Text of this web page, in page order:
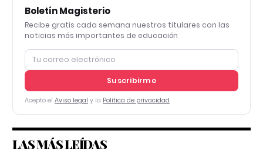
Boletín Magisterio
Recibe gratis cada semana nuestros titulares con las
noticias más importantes de educación
Suscribirme
Acepto el Aviso legal y la Política de privacidad
LAS MÁS LEÍDAS